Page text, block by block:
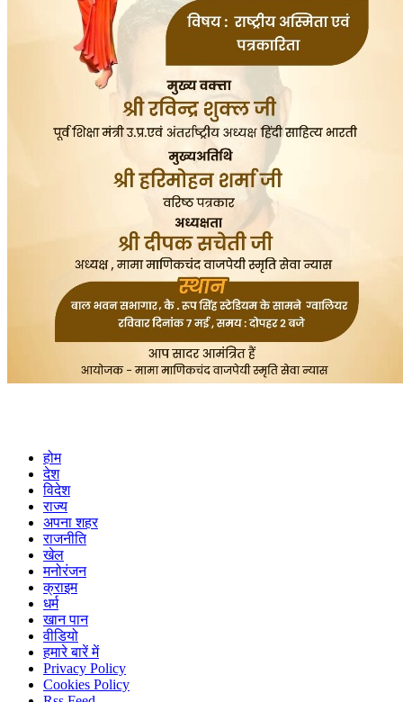
होम
देश
विदेश
राज्य
अपना शहर
राजनीति
खेल
मनोरंजन
क्राइम
धर्म
खान पान
वीडियो
हमारे बारें में
Privacy Policy
Cookies Policy